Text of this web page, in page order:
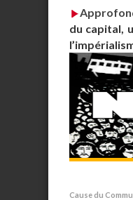
du capital,
Cause du